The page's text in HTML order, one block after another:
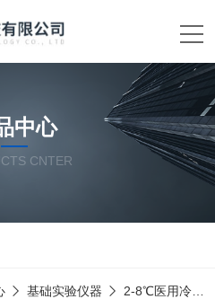
中心
CNTER
基础实验仪器 2-8℃医用冷藏箱